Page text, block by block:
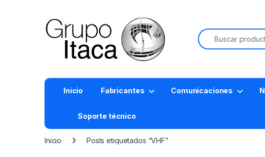
Buscar:
Inicio Fabricantes Comunicaciones
Soporte técnico
Inicio Posts etiquetados “VHF”